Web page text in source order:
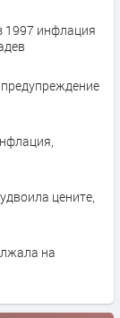
1997 инфлация
цените,
на